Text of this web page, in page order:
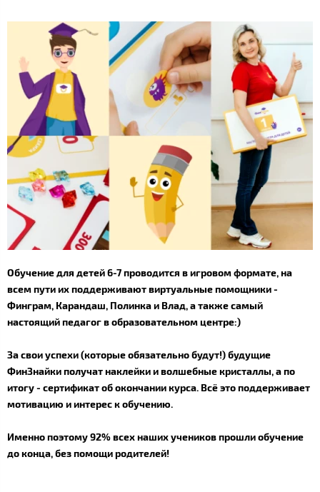
Обучение для детей 6-7 проводится в игровом формате, на
всем пути их поддерживают виртуальные помощники -
Финграм, Карандаш, Полинка и Влад, а также самый
настоящий педагог в образовательном центре:)
За свои успехи (которые обязательно будут!) будущие
ФинЗнайки получат наклейки и волшебные кристаллы, а по
итогу - сертификат об окончании курса. Всё это поддерживает
мотивацию и интерес к обучению.
Именно поэтому 92% всех наших учеников прошли обучение
до конца, без помощи родителей!